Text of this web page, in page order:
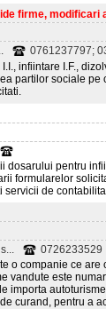
firme, modificari
0761237797;
infiintare I.F.,
partilor sociale pe
dosarului pentru
formularelor
servicii de
0726233529
o companie ce are
vandute este
importa
curand, pentru a